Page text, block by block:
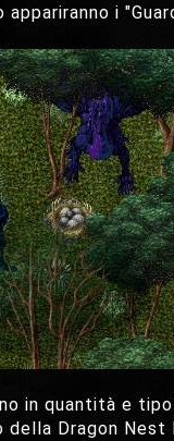
appariranno i
in quantità e
della Dragon Nest